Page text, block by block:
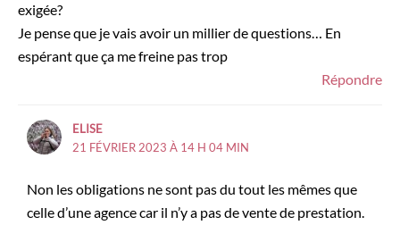
exigée?
Je pense que je vais avoir un millier de questions… En
espérant que ça me freine pas trop
Répondre
ELISE
21 FÉVRIER 2023 À 14 H 04 MIN
Non les obligations ne sont pas du tout les mêmes que
celle d’une agence car il n’y a pas de vente de prestation.